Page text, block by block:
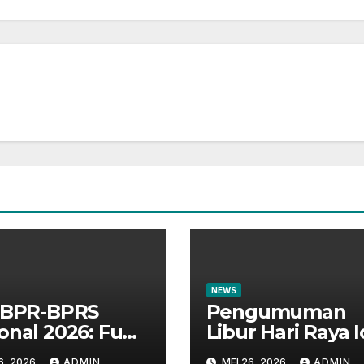
BPRS
2026: Fun
Bersama
2026 ADMIN
NEWS
Pengumuman
Libur Hari Raya
Adha 1447 H
MEI 26, 2026 ADMIN